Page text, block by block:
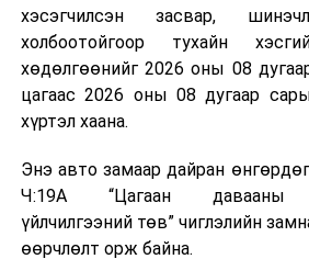
болдог. Зарим технологийн
үлдэх үнснээс фосфор зэрэг
авах боломжтой аж.
Япон, Герман, Швейцар,
зэрэг улс лаг хатаах, шатаах
байна. Тухайлбал, Германд лаг
гарсан үнснээс фосфор
ашигладаг бол
боловсруулах үйлдвэрүүдээр
хэсэгчилсэн засвар,
холбоотойгоор тухайн
хөдөлгөөнийг 2026 оны 08
цагаас 2026 оны 08 дугаар
хүртэл хаана.
Энэ авто замаар дайран
Ч:19А “Цагаан давааны
үйлчилгээний төв” чиглэлийн
өөрчлөлт орж байна.